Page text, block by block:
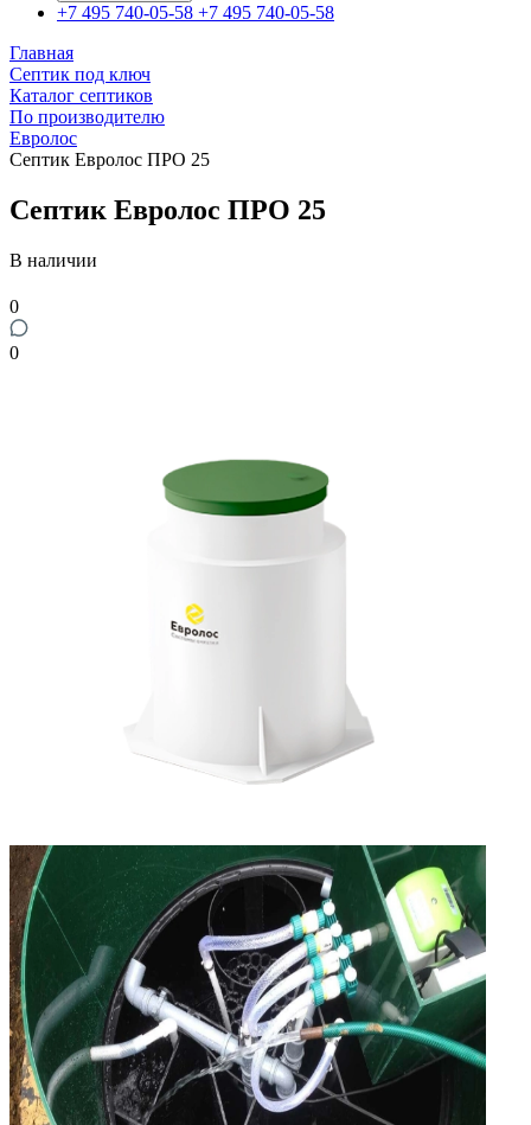
+7 495 740-05-58 +7 495 740-05-58
Главная
Септик под ключ
Каталог септиков
По производителю
Евролос
Септик Евролос ПРО 25
Септик Евролос ПРО 25
В наличии
0
0